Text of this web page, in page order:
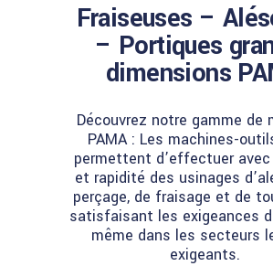
Fraiseuses –
– Portiques
dimensions
Découvrez notre gamme de
PAMA : Les machines-
permettent d’effectuer
et rapidité des usinages
perçage, de fraisage et de
satisfaisant les exigeances
même dans les secteurs
exigeants.